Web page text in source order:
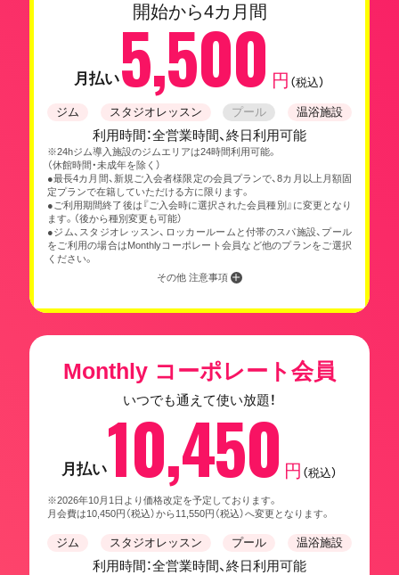
開始から4カ月間
月払い5,500 円 （税込）
ジム スタジオレッスン プール 温浴施設
利用時間：全営業時間、終日利用可能
※24hジム導入施設のジムエリアは24時間利用可能。
（休館時間・未成年を除く）
●最長4カ月間、新規ご入会者様限定の会員プランで、8カ月以上月額固
定プランで在籍していただける方に限ります。
●ご利用期間終了後は『ご入会時に選択された会員種別』に変更となり
ます。（後から種別変更も可能）
●ジム、スタジオレッスン、ロッカールームと付帯のスパ施設、プール
をご利用の場合はMonthlyコーポレート会員など他のプランをご選択
ください。
その他 注意事項
Monthly コーポレート会員
いつでも通えて使い放題！
月払い10,450 円 （税込）
※2026年10月1日より価格改定を予定しております。
月会費は10,450円（税込）から11,550円（税込）へ変更となります。
ジム スタジオレッスン プール 温浴施設
利用時間：全営業時間、終日利用可能